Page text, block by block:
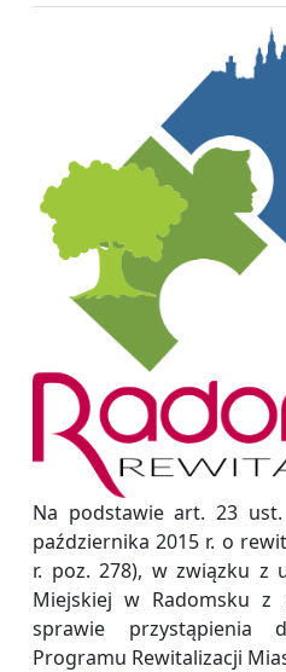
Na podstawie art. 23
października 2015 r. o
r. poz. 278), w związku z
Miejskiej w Radomsku
sprawie przystąpienia
Programu Rewitalizacji